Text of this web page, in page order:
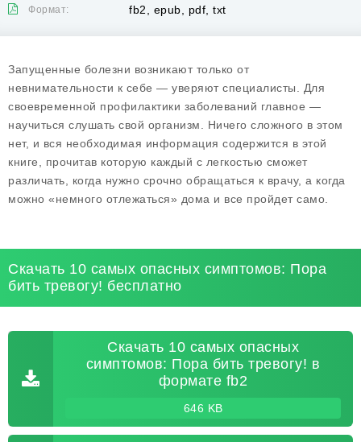
Формат: fb2, epub, pdf, txt
Запущенные болезни возникают только от
невнимательности к себе — уверяют специалисты. Для
своевременной профилактики заболеваний главное —
научиться слушать свой организм. Ничего сложного в этом
нет, и вся необходимая информация содержится в этой
книге, прочитав которую каждый с легкостью сможет
различать, когда нужно срочно обращаться к врачу, а когда
можно «немного отлежаться» дома и все пройдет само.
Скачать 10 самых опасных симптомов: Пора
бить тревогу! бесплатно
Скачать 10 самых опасных
симптомов: Пора бить тревогу! в
формате fb2
646 KB